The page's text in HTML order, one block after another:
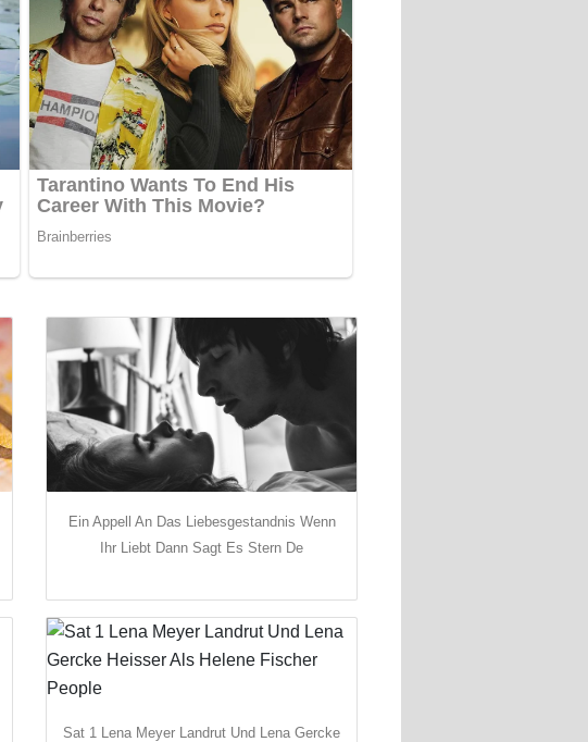
Ein Appell An Das Liebesgestandnis Wenn
Ihr Liebt Dann Sagt Es Stern De
Sat 1 Lena Meyer Landrut Und Lena Gercke